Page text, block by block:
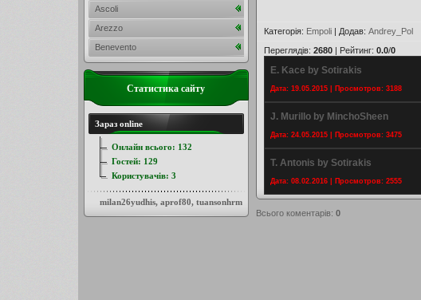
Категорія: Empoli| Додав: Andrey_Pol
Переглядів: 2680| Рейтинг: 0.0/0
E. Kace by Sotirakis
Дата: 19.05.2015 | Просмотров: 3188
J. Murillo by MinchoSheen
Дата: 24.05.2015 | Просмотров: 3475
T. Antonis by Sotirakis
Дата: 08.02.2016 | Просмотров: 2555
Всього коментарів: 0
Ascoli
Arezzo
Benevento
Статистика сайту
Зараз online
Онлайн всього: 132
Гостей: 129
Користувачів: 3
milan26yudhis, aprof80, tuansonhrm